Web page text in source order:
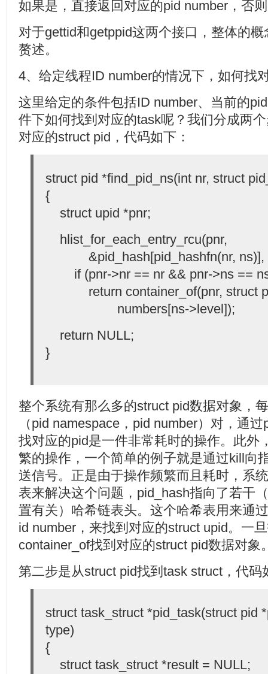
如果是，直接返回对应的pid number，否
对于gettid和getppid这两个接口，整体的
赘述。
4、给定线程ID number的情况下，如何找
这里给定的条件包括ID number、当前的
件下如何找到对应的task呢？我们分成两
对应的struct pid，代码如下：
struct pid *find_pid_ns(int nr, struct
{
struct upid *pnr;
hlist_for_each_entry_rcu(pnr,
&pid_hash[pid_hashfn(nr, ns)],
if (pnr->nr == nr && pnr->ns ==
return container_of(pnr, struct
numbers[ns->level]);
return NULL;
}
整个系统有那么多的struct pid数据对象，
（pid namespace，pid number）对，通
找对应的pid是一件非常耗时的操作。此外
繁的操作，一个简单的例子就是通过kill向
送信号。正是由于操作频繁而且耗时，系
表来解决这个问题，pid_hash指向了若干
置有关）哈希链表头。这个哈希表用来通
id number，来找到对应的struct upid。一
container_of找到对应的struct pid数据对象
第二步是从struct pid找到task struct，代码
struct task_struct *pid_task(struct pid
type)
{
struct task_struct *result = NULL;